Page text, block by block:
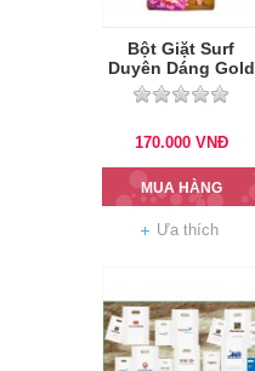
Bột Giặt Surf
Duyên Dáng Gold
5.5Kg
170.000 VNĐ
MUA HÀNG
Ưa thích